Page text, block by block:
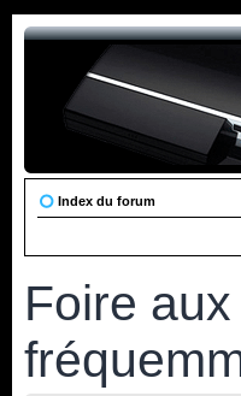
Index du forum
Foire